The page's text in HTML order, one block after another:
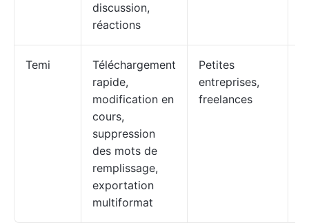
discussion,
réactions
Temi
Téléchargement
rapide,
modification en
cours,
suppression
des mots de
remplissage,
exportation
multiformat
Petites
entreprises,
freelances